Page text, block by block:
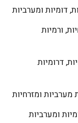
דומיות ומערביות
ורמיות
דרומיות
מערביות ומזרחיות
ומערביות